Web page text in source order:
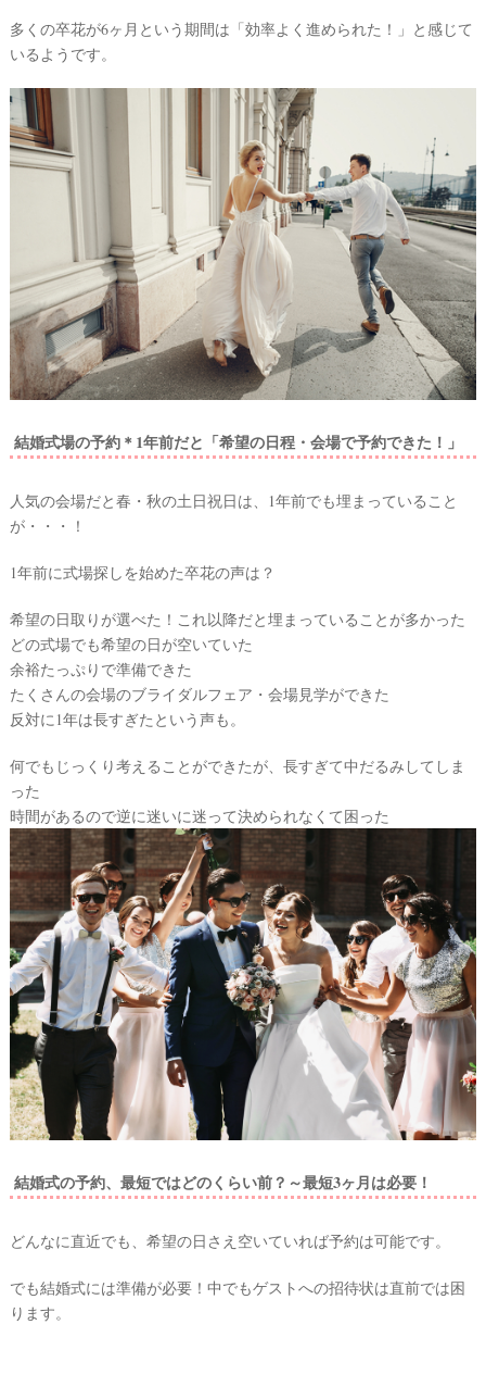
多くの卒花が6ヶ月という期間は「効率よく進められた！」と感じて
いるようです。
結婚式場の予約＊1年前だと「希望の日程・会場で予約できた！」
人気の会場だと春・秋の土日祝日は、1年前でも埋まっていること
が・・・！
1年前に式場探しを始めた卒花の声は？
希望の日取りが選べた！これ以降だと埋まっていることが多かった
どの式場でも希望の日が空いていた
余裕たっぷりで準備できた
たくさんの会場のブライダルフェア・会場見学ができた
反対に1年は長すぎたという声も。
何でもじっくり考えることができたが、長すぎて中だるみしてしま
った
時間があるので逆に迷いに迷って決められなくて困った
結婚式の予約、最短ではどのくらい前？～最短3ヶ月は必要！
どんなに直近でも、希望の日さえ空いていれば予約は可能です。
でも結婚式には準備が必要！中でもゲストへの招待状は直前では困
ります。
プ
卒
ウ
ェ
ム
ス
ス
ギ
フ
ト
#
沖
縄
#
ビ
チ
デ
ン
グ
ア
イ
ム